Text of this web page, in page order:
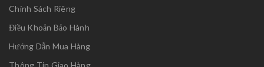
Chính Sách Riêng
Điều Khoản Bảo Hành
Hướng Dẫn Mua Hàng
Thông Tin Giao Hàng